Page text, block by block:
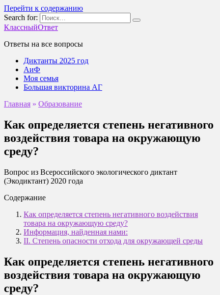
Перейти к содержанию
Search for:
КлассныйОтвет
Ответы на все вопросы
Диктанты 2025 год
АиФ
Моя семья
Большая викторина АГ
Главная » Образование
Как определяется степень негативного
воздействия товара на окружающую
среду?
Вопрос из Всероссийского экологического диктант
(Экодиктант) 2020 года
Содержание
Как определяется степень негативного воздействия
товара на окружающую среду?
Информация, найденная нами:
II. Степень опасности отхода для окружающей среды
Как определяется степень негативного
воздействия товара на окружающую
среду?